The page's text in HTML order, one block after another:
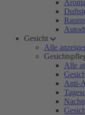
Gesicht
Alle
Alle
Anti-